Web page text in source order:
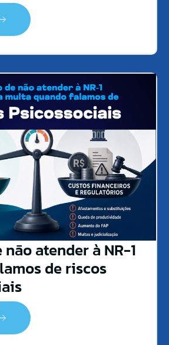
não atender à NR-1
de riscos